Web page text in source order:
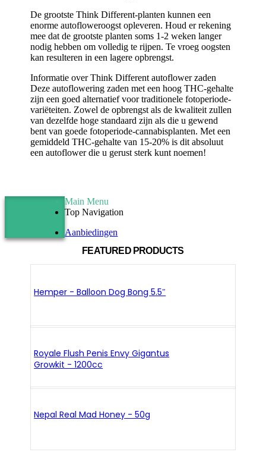
De grootste Think Different-planten kunnen een
enorme autofloweroogst opleveren. Houd er rekening
mee dat de grootste planten soms 1-2 weken langer
nodig hebben om volledig te rijpen. Te vroeg oogsten
kan resulteren in een lagere opbrengst.
Informatie over Think Different autoflower zaden
Deze autoflowering zaden met een hoog THC-gehalte
zijn een goed alternatief voor traditionele fotoperiode-
variëteiten. Zowel de opbrengst als de kwaliteit zullen
van dezelfde hoge standaard zijn als die u gewend
bent van goede fotoperiode-cannabisplanten. Met een
gemiddeld THC-gehalte van 15-20% is dit absoluut
een autoflower die u gerust sterk kunt noemen!
FEATURED PRODUCTS
Hemper - Balloon Dog Bong 5.5″
Royale Flush Penis Envy Gigantus
Growkit - 1200cc
Nepal Real Mad Honey - 50g
Main Menu
Top Navigation
Aanbiedingen